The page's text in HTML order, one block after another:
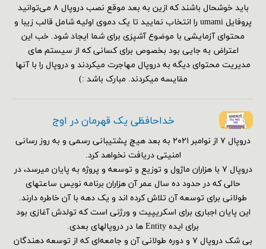
باید خوشحال باشند که ازین به بعد موقع نصب دروپال ۸ می‌توانید
پروفایل umami را انتخاب نمایید تا یک دموی اولیه شامل قالب زیبا و
محتوای آزمایشی با موضوع آشپزی برای شما ایجاد شود. خب این
اعتراض به جایی بود بخصوص برای کسانی که از سیستم های
مدیریت محتوای دیگه به دروپال مهاجرت میکردند و دروپال را با آنها
مقایسه میکردند. مبارک باشد :)
خداحافظی یک قهرمان در اوج
دروپال ۷ از نوامبر ۲۰۲۱ به بعد هیچ پشتیبانی رسمی و به روز رسانی
امنیتی دریافت نخواهد کرد.
دروپال ۷ با هزاران ماژول و توزیع و توسعه و پروژه به پایان میرسد، در
حالی که در حدود ده سال عمر آن هزاران برنامه نویس ساعتهای
طولانی برای توسعه آن تلاش کرده اند و یک دهه با آن خاطره دارند.
این پایان اجباری برای اسکریپیت و ورژنی است که تولدش آغازی بود
برای ایده Entity ها در دروپالهای بعدی.
بی شک دروپال ۷ و دوره طولانی آن و جامعه‌ای که از توسعه دهندگان